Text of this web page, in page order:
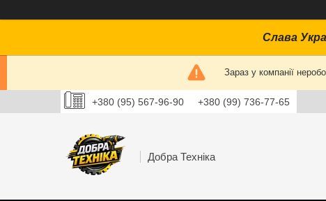
Слава
Зараз у компанії
+380 (95) 567-96-90 +380 (99) 736-77-65
Добра Техніка